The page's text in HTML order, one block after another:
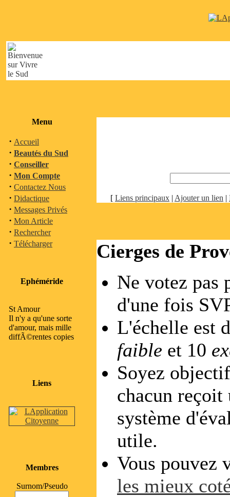
Menu
· Accueil
· Beautés du Sud
· Conseiller
· Mon Compte
· Contactez Nous
· Didactique
· Messages Privés
· Mon Article
· Rechercher
· Télécharger
Ephéméride
St Amour
Il n'y a qu'une sorte
d'amour, mais mille
diffÃ©rentes copies
Liens
Membres
Surnom/Pseudo
[ Liens principaux | Ajouter un lien |
Cierges de
Ne votez pas
d'une fois
L'échelle est
faible et 10
Soyez
chacun reçoit
système
utile.
Vous pouvez
les mieux